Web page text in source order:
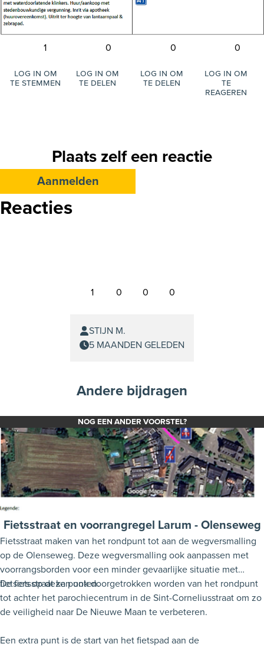
1
Log in om
te stemmen
0
Log in om
te delen
0
Log in om
te delen
0
Log in om
te
reageren
Plaats zelf een reactie
Aanmelden
Reacties
1 0 0 0
STIJN M.
5 MAANDEN GELEDEN
Andere bijdragen
NOG EEN ANDER VOORSTEL?
Fietsstraat en voorrangregel Larum - Olenseweg
Fietsstraat maken van het rondpunt tot aan de wegversmalling
op de Olenseweg. Deze wegversmalling ook aanpassen met
voorrangsborden voor een minder gevaarlijke situatie met
fietsers op deze punten.
De fietsstraat kan ook doorgetrokken worden van het rondpunt
tot achter het parochiecentrum in de Sint-Corneliusstraat om zo
de veiligheid naar De Nieuwe Maan te verbeteren.
Een extra punt is de start van het fietspad aan de